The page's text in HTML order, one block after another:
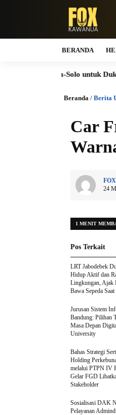
BERANDA
Solo untuk Dukung
Beranda / Berita
Car
24
1 MENIT
Pos Terkait
LRT Jabodebek
Hidup Aktif dan
Lingkungan, Ajak
Bawa Sepeda
Jurusan Sistem
Bandung: Pilihan
Masa Depan
University
Bahas Strategi
Holding
melalui PTPN IV
Gelar FGD
Stakeholder
Sosialisasi DAK
Pelayanan